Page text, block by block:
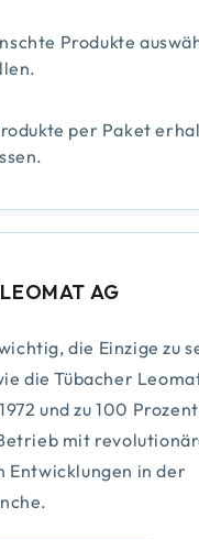
Produkte
per Paket
AG
die Einzige zu
die Tübacher
und zu 100
mit
Entwicklungen in der